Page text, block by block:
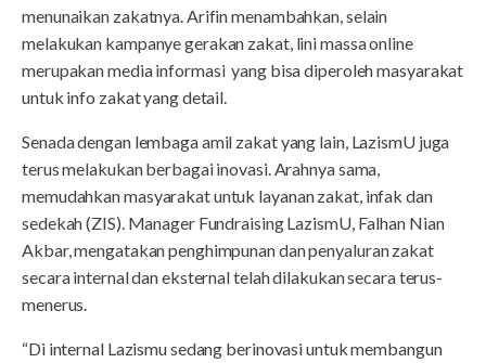
menunaikan zakatnya. Arifin menambahkan, selain
melakukan kampanye gerakan zakat, lini massa online
merupakan media informasi yang bisa diperoleh masyarakat
untuk info zakat yang detail.
Senada dengan lembaga amil zakat yang lain, LazismU juga
terus melakukan berbagai inovasi. Arahnya sama,
memudahkan masyarakat untuk layanan zakat, infak dan
sedekah (ZIS). Manager Fundraising LazismU, Falhan Nian
Akbar, mengatakan penghimpunan dan penyaluran zakat
secara internal dan eksternal telah dilakukan secara terus-
menerus.
“Di internal Lazismu sedang berinovasi untuk membangun